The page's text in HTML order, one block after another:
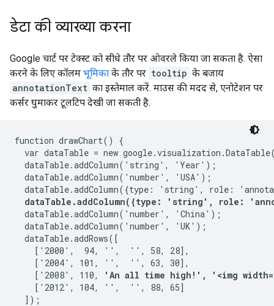
डेटा की व्याख्या करना
Google चार्ट पर टेक्स्ट को सीधे तौर पर ओवरले किया जा सकता है. ऐसा
करने के लिए कॉलम भूमिका के तौर पर tooltip के बजाय
annotationText का इस्तेमाल करें. माउस की मदद से, एनोटेशन पर
कर्सर घुमाकर टूलटिप देखी जा सकती है.
function drawChart() {
var dataTable = new
  dataTable.addColumn('string', 'Year');
  dataTable.addColumn('number', 'USA');
dataTable.addColumn({type: 'string', role:
dataTable.addColumn({type: 'string', role:
  dataTable.addColumn('number', 'China');
  dataTable.addColumn('number', 'UK');
  dataTable.addRows([
    ['2000',  94, '',  '', 58, 28],
    ['2004', 101, '',  '', 63, 30],
    ['2008', 110,
'An all time high!', '<img
    ['2012', 104, '',  '', 88, 65]
  ]);